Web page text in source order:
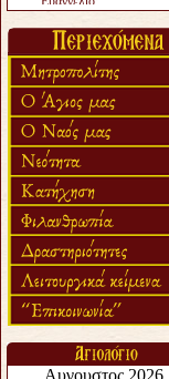
«πολύ αργά».
Ζητείται....